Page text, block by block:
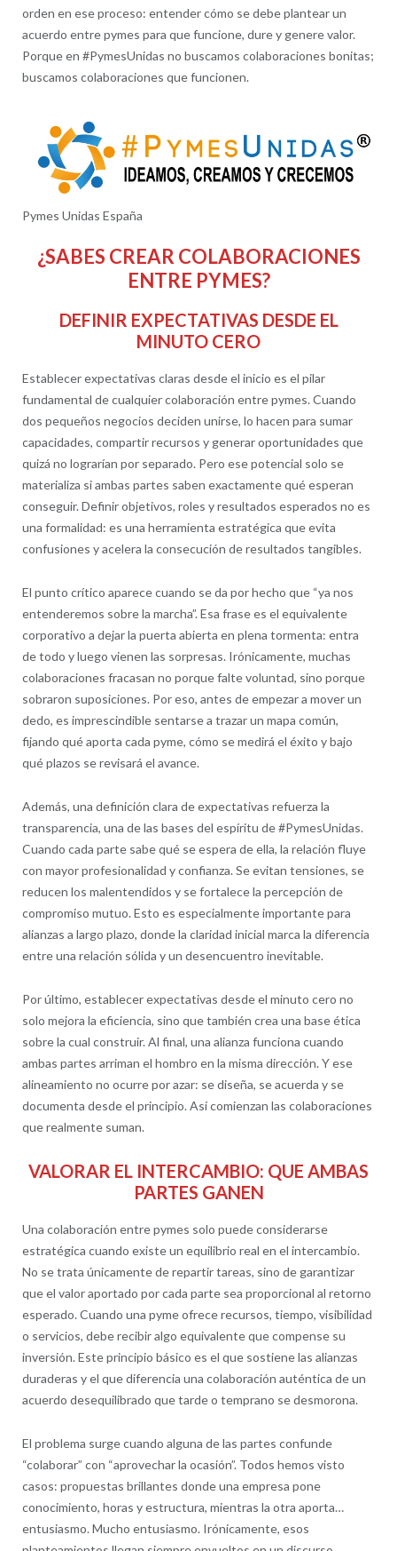
orden en ese proceso: entender cómo se debe plantear un
acuerdo entre pymes para que funcione, dure y genere valor.
Porque en #PymesUnidas no buscamos colaboraciones bonitas;
buscamos colaboraciones que funcionen.
Pymes Unidas España
¿SABES CREAR COLABORACIONES
ENTRE PYMES?
DEFINIR EXPECTATIVAS DESDE EL
MINUTO CERO
Establecer expectativas claras desde el inicio es el pilar
fundamental de cualquier colaboración entre pymes. Cuando
dos pequeños negocios deciden unirse, lo hacen para sumar
capacidades, compartir recursos y generar oportunidades que
quizá no lograrían por separado. Pero ese potencial solo se
materializa si ambas partes saben exactamente qué esperan
conseguir. Definir objetivos, roles y resultados esperados no es
una formalidad: es una herramienta estratégica que evita
confusiones y acelera la consecución de resultados tangibles.
El punto crítico aparece cuando se da por hecho que “ya nos
entenderemos sobre la marcha”. Esa frase es el equivalente
corporativo a dejar la puerta abierta en plena tormenta: entra
de todo y luego vienen las sorpresas. Irónicamente, muchas
colaboraciones fracasan no porque falte voluntad, sino porque
sobraron suposiciones. Por eso, antes de empezar a mover un
dedo, es imprescindible sentarse a trazar un mapa común,
fijando qué aporta cada pyme, cómo se medirá el éxito y bajo
qué plazos se revisará el avance.
Además, una definición clara de expectativas refuerza la
transparencia, una de las bases del espíritu de #PymesUnidas.
Cuando cada parte sabe qué se espera de ella, la relación fluye
con mayor profesionalidad y confianza. Se evitan tensiones, se
reducen los malentendidos y se fortalece la percepción de
compromiso mutuo. Esto es especialmente importante para
alianzas a largo plazo, donde la claridad inicial marca la diferencia
entre una relación sólida y un desencuentro inevitable.
Por último, establecer expectativas desde el minuto cero no
solo mejora la eficiencia, sino que también crea una base ética
sobre la cual construir. Al final, una alianza funciona cuando
ambas partes arriman el hombro en la misma dirección. Y ese
alineamiento no ocurre por azar: se diseña, se acuerda y se
documenta desde el principio. Así comienzan las colaboraciones
que realmente suman.
VALORAR EL INTERCAMBIO: QUE AMBAS
PARTES GANEN
Una colaboración entre pymes solo puede considerarse
estratégica cuando existe un equilibrio real en el intercambio.
No se trata únicamente de repartir tareas, sino de garantizar
que el valor aportado por cada parte sea proporcional al retorno
esperado. Cuando una pyme ofrece recursos, tiempo, visibilidad
o servicios, debe recibir algo equivalente que compense su
inversión. Este principio básico es el que sostiene las alianzas
duraderas y el que diferencia una colaboración auténtica de un
acuerdo desequilibrado que tarde o temprano se desmorona.
El problema surge cuando alguna de las partes confunde
“colaborar” con “aprovechar la ocasión”. Todos hemos visto
casos: propuestas brillantes donde una empresa pone
conocimiento, horas y estructura, mientras la otra aporta…
entusiasmo. Mucho entusiasmo. Irónicamente, esos